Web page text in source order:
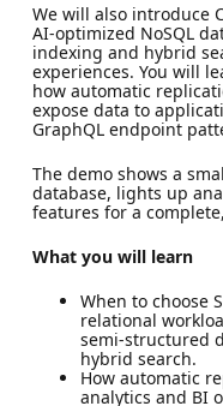
We will also introduce
AI‑optimized NoSQL
indexing and hybrid
experiences. You will
how automatic
expose data to
GraphQL endpoint
The demo shows a
database, lights up
features for a
What you will learn
When to choose
relational
semi‑structured
hybrid search.
How automatic
analytics and BI